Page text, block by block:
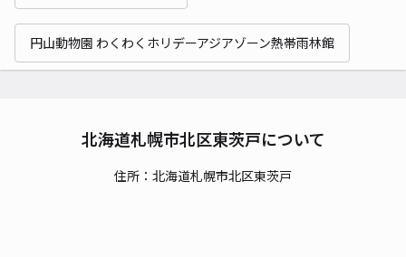
円山動物園 わくわくホリデーアジアゾーン熱帯雨林館
北海道札幌市北区東茨戸について
住所：北海道札幌市北区東茨戸